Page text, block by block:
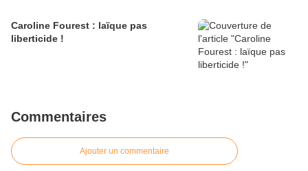
Caroline Fourest : laïque pas
liberticide !
Commentaires
Ajouter un commentaire